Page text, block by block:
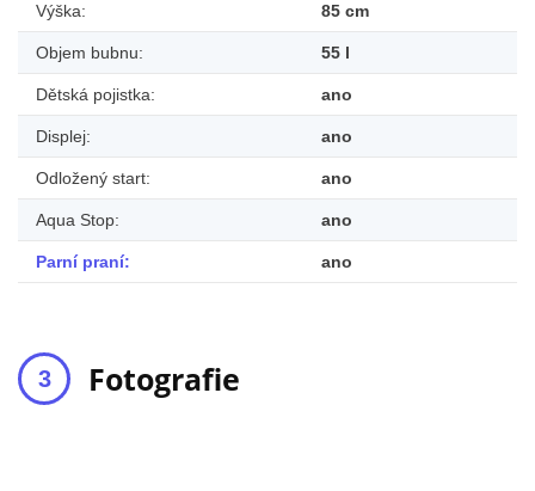
Výška: 85 cm
Objem bubnu: 55 l
Dětská pojistka: ano
Displej: ano
Odložený start: ano
Aqua Stop: ano
Parní praní: ano
Fotografie